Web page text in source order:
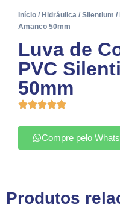
Início / Hidráulica / Silentium /
Amanco 50mm
Luva de
PVC
50mm
Compre pelo
Produtos